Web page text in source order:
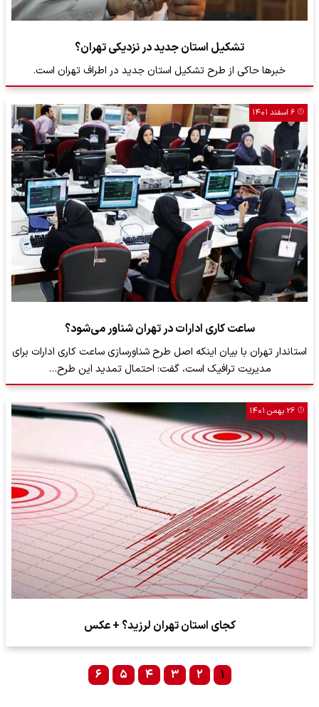
تشکیل استان جدید در نزدیکی تهران؟
خبرها حاکی از طرح تشکیل استان جدید در اطراف تهران است.
۶ اسفند ۱۴۰۱
ساعت کاری ادارات در تهران شناور می‌شود؟
استاندار تهران با بیان اینکه اصل طرح شناورسازی ساعت کاری ادارات برای
مدیریت ترافیک است، گفت: احتمال تمدید این طرح…
۲۶ بهمن ۱۴۰۱
کجای استان تهران لرزید؟ + عکس
۱ ۲ ۳ ۴ ۵ ۶